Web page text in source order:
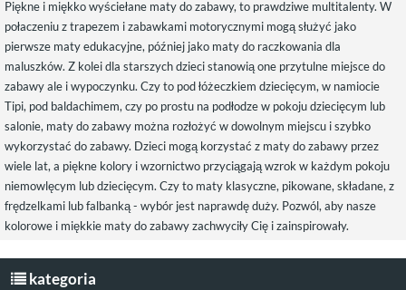
Piękne i miękko wyściełane maty do zabawy, to prawdziwe multitalenty. W
połaczeniu z trapezem i zabawkami motorycznymi mogą służyć jako
pierwsze maty edukacyjne, później jako maty do raczkowania dla
maluszków. Z kolei dla starszych dzieci stanowią one przytulne miejsce do
zabawy ale i wypoczynku. Czy to pod łóżeczkiem dziecięcym, w namiocie
Tipi, pod baldachimem, czy po prostu na podłodze w pokoju dziecięcym lub
salonie, maty do zabawy można rozłożyć w dowolnym miejscu i szybko
wykorzystać do zabawy. Dzieci mogą korzystać z maty do zabawy przez
wiele lat, a piękne kolory i wzornictwo przyciągają wzrok w każdym pokoju
niemowlęcym lub dziecięcym. Czy to maty klasyczne, pikowane, składane, z
frędzelkami lub falbanką - wybór jest naprawdę duży. Pozwól, aby nasze
kolorowe i miękkie maty do zabawy zachwyciły Cię i zainspirowały.
kategoria